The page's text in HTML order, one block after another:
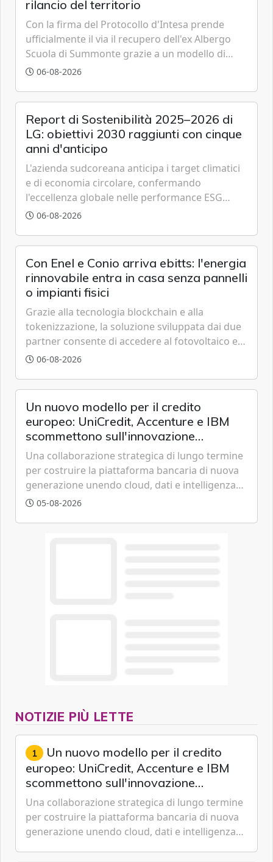
rilancio del territorio
Con la firma del Protocollo d'Intesa prende
ufficialmente il via il recupero dell'ex Albergo
Scuola di Summonte grazie a un modello di
partenariato pubblico-privato e a una rete di
06-08-2026
Report di Sostenibilità 2025–2026 di
LG: obiettivi 2030 raggiunti con cinque
anni d'anticipo
L'azienda sudcoreana anticipa i target climatici
e di economia circolare, confermando
l'eccellenza globale nelle performance ESG
grazie a innovazione, accessibilità e governance
06-08-2026
Con Enel e Conio arriva ebitts: l'energia
rinnovabile entra in casa senza pannelli
o impianti fisici
Grazie alla tecnologia blockchain e alla
tokenizzazione, la soluzione sviluppata dai due
partner consente di accedere al fotovoltaico e
all'eolico ottenendo risparmi diretti in bolletta,
06-08-2026
Un nuovo modello per il credito
europeo: UniCredit, Accenture e IBM
scommettono sull'innovazione
tecnologica
Una collaborazione strategica di lungo termine
per costruire la piattaforma bancaria di nuova
generazione unendo cloud, dati e intelligenza
artificiale.
05-08-2026
NOTIZIE PIÙ LETTE
1 Un nuovo modello per il credito
europeo: UniCredit, Accenture e IBM
scommettono sull'innovazione
tecnologica
Una collaborazione strategica di lungo termine
per costruire la piattaforma bancaria di nuova
generazione unendo cloud, dati e intelligenza